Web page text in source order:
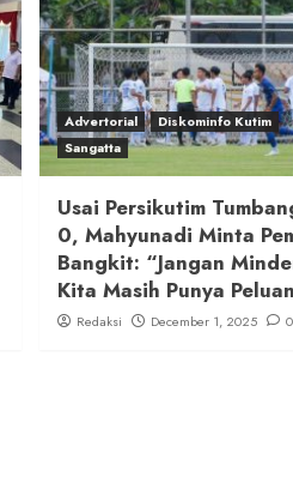
Advertorial
Diskominfo Kutim
Sangatta
Usai Persikutim
0, Mahyunadi Minta
Bangkit: “Jangan
Kita Masih Punya
Redaksi December 1, 2025 0